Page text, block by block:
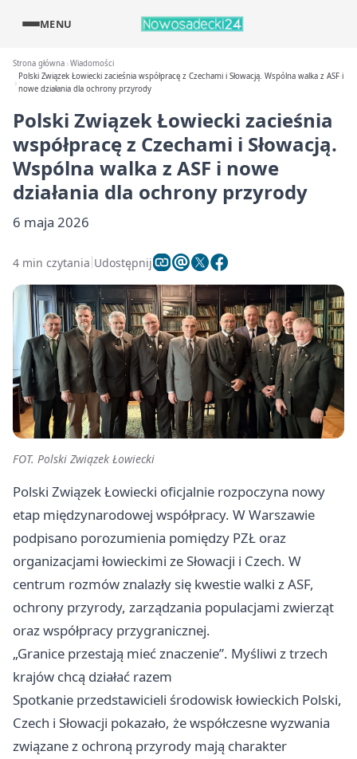
MENU
Strona główna Wiadomości
Polski Związek Łowiecki zacieśnia współpracę z Czechami i Słowacją. Wspólna walka z ASF i
nowe działania dla ochrony przyrody
Polski Związek Łowiecki zacieśnia
współpracę z Czechami i Słowacją.
Wspólna walka z ASF i nowe
działania dla ochrony przyrody
6 maja 2026
4 min czytania Udostępnij
FOT. Polski Związek Łowiecki
Polski Związek Łowiecki oficjalnie rozpoczyna nowy
etap międzynarodowej współpracy. W Warszawie
podpisano porozumienia pomiędzy PZŁ oraz
organizacjami łowieckimi ze Słowacji i Czech. W
centrum rozmów znalazły się kwestie walki z ASF,
ochrony przyrody, zarządzania populacjami zwierząt
oraz współpracy przygranicznej.
„Granice przestają mieć znaczenie”. Myśliwi z trzech
krajów chcą działać razem
Spotkanie przedstawicieli środowisk łowieckich Polski,
Czech i Słowacji pokazało, że współczesne wyzwania
związane z ochroną przyrody mają charakter